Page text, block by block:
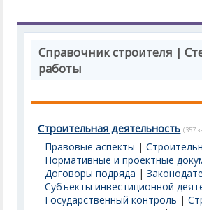
Справочник строителя |
работы
Строительная деятельность (357
Правовые аспекты |
Нормативные и проектные
Договоры подряда |
Субъекты инвестиционной
Государственный контроль |